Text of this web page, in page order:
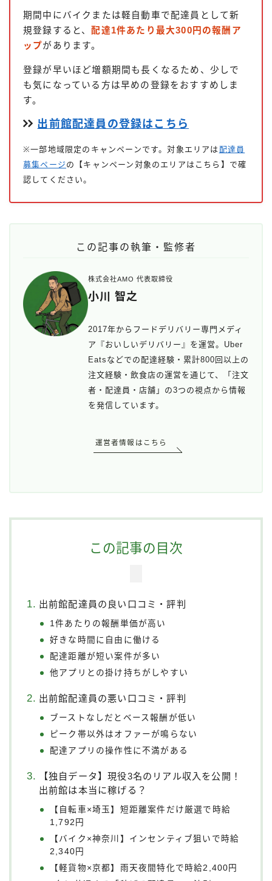
期間中にバイクまたは軽自動車で配達員として新
規登録すると、配達1件あたり最大300円の報酬ア
ップがあります。
登録が早いほど増額期間も長くなるため、少しで
も気になっている方は早めの登録をおすすめしま
す。
出前館配達員の登録はこちら
※一部地域限定のキャンペーンです。対象エリアは 配達員
募集ページ の【キャンペーン対象のエリアはこちら】で確
認してください。
この記事の執筆・監修者
株式会社AMO 代表取締役
小川 智之
2017年からフードデリバリー専門メディ
ア『おいしいデリバリー』を運営。Uber
Eatsなどでの配達経験・累計800回以上の
注文経験・飲食店の運営を通じて、「注文
者・配達員・店舗」の3つの視点から情報
を発信しています。
運営者情報はこちら
この記事の目次
出前館配達員の良い口コミ・評判
1件あたりの報酬単価が高い
好きな時間に自由に働ける
配達距離が短い案件が多い
他アプリとの掛け持ちがしやすい
出前館配達員の悪い口コミ・評判
ブーストなしだとベース報酬が低い
ピーク帯以外はオファーが鳴らない
配達アプリの操作性に不満がある
【独自データ】現役3名のリアル収入を公開！
出前館は本当に稼げる？
【自転車×埼玉】短距離案件だけ厳選で時給
1,792円
【バイク×神奈川】インセンティブ狙いで時給
2,340円
【軽貨物×京都】雨天夜間特化で時給2,400円